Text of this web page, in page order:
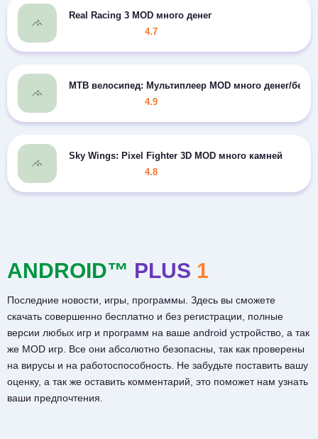
Real Racing 3 MOD много денег
4.7
MTB велосипед: Мультиплеер MOD много денег/без
4.9
Sky Wings: Pixel Fighter 3D MOD много камней
4.8
ANDROID™ PLUS 1
Последние новости, игры, программы. Здесь вы сможете
скачать совершенно бесплатно и без регистрации, полные
версии любых игр и программ на ваше android устройство, а так
же MOD игр. Все они абсолютно безопасны, так как проверены
на вирусы и на работоспособность. Не забудьте поставить вашу
оценку, а так же оставить комментарий, это поможет нам узнать
ваши предпочтения.